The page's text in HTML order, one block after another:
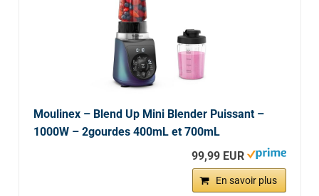
Moulinex – Blend Up Mini Blender Puissant –
1000W – 2gourdes 400mL et 700mL
99,99 EUR
En savoir plus